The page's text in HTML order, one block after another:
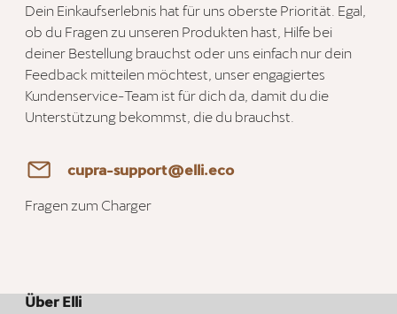
Dein Einkaufserlebnis hat für uns oberste Priorität. Egal,
ob du Fragen zu unseren Produkten hast, Hilfe bei
deiner Bestellung brauchst oder uns einfach nur dein
Feedback mitteilen möchtest, unser engagiertes
Kundenservice-Team ist für dich da, damit du die
Unterstützung bekommst, die du brauchst.
cupra-support@elli.eco
Fragen zum Charger
Über Elli